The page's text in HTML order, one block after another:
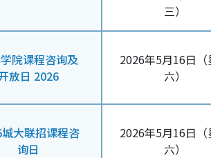
三）
院课程咨询及
放日 2026
2026年5月16日（
六）
大联招课程咨
询日
2026年5月16日（
六）